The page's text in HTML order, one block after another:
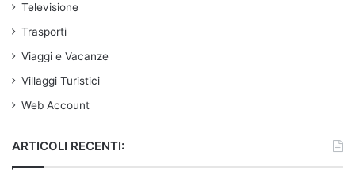
Televisione
Trasporti
Viaggi e Vacanze
Villaggi Turistici
Web Account
ARTICOLI RECENTI: